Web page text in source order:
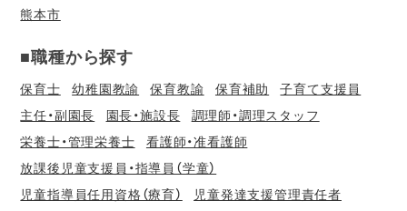
熊本市
■職種から探す
保育士 幼稚園教諭 保育教諭 保育補助
子育て支援員
主任・副園長
園長・施設長
調理師・調理スタッフ
栄養士・管理栄養士
看護師・准看護師
放課後児童支援員・指導員（学童）
児童指導員任用資格（療育）
児童発達支援管理責任者